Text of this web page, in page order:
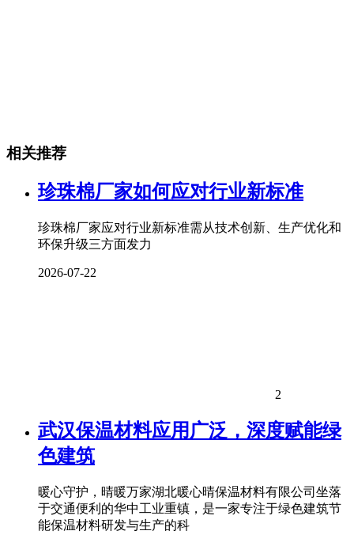
相关推荐
珍珠棉厂家如何应对行业新标准
珍珠棉厂家应对行业新标准需从技术创新、生产优化和
环保升级三方面发力
2026-07-22
2
武汉保温材料应用广泛，深度赋能绿
色建筑
暖心守护，晴暖万家湖北暖心晴保温材料有限公司坐落
于交通便利的华中工业重镇，是一家专注于绿色建筑节
能保温材料研发与生产的科